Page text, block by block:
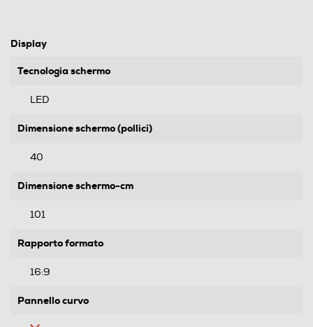
Display
Tecnologia schermo
LED
Dimensione schermo (pollici)
40
Dimensione schermo-cm
101
Rapporto formato
16:9
Pannello curvo